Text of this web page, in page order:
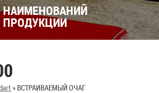
НАИМЕНОВАНИЙ
ПРОДУКЦИИ
» ВСТРАИВАЕМЫЙ ОЧАГ